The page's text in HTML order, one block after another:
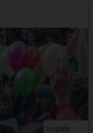
biografia